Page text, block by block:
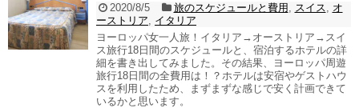
2020/8/5 旅のスケジュールと費用 スイス
オ
ーストリア
イタリア
ヨーロッパ女一人旅！イタリア→オーストリア→スイ
ス旅行18日間のスケジュールと、宿泊するホテルの詳
細を書き出してみました。その結果、ヨーロッパ周遊
旅行18日間の全費用は！？ホテルは安宿やゲストハウ
スを利用したため、まずまずな感じで安く計画できて
いるかと思います。